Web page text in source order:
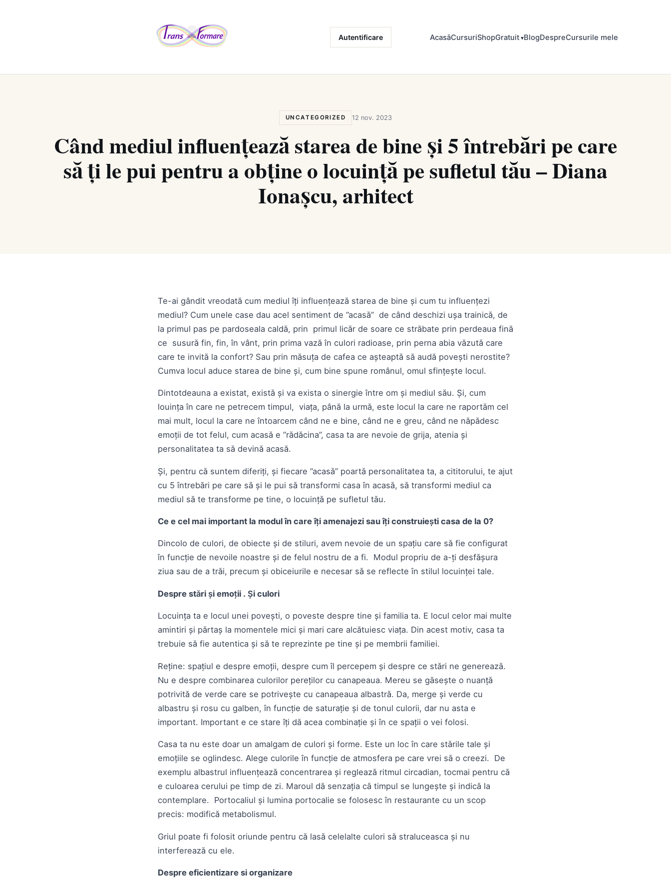
Autentificare AcasăCursuriShopGratuit BlogDespreCursurile mele
UNCATEGORIZED 12 nov. 2023
Când mediul influențează starea de bine și 5 întrebări pe care
să ți le pui pentru a obține o locuință pe sufletul tău – Diana
Ionașcu, arhitect
Te-ai gândit vreodată cum mediul îți influențează starea de bine și cum tu influențezi
mediul? Cum unele case dau acel sentiment de ”acasă” de când deschizi ușa trainică, de
la primul pas pe pardoseala caldă, prin primul licăr de soare ce străbate prin perdeaua fină
ce susură fin, fin, în vânt, prin prima vază în culori radioase, prin perna abia văzută care
care te invită la confort? Sau prin măsuța de cafea ce așteaptă să audă povești nerostite?
Cumva locul aduce starea de bine și, cum bine spune românul, omul sfințește locul.
Dintotdeauna a existat, există și va exista o sinergie între om și mediul său. Și, cum
louința în care ne petrecem timpul, viața, până la urmă, este locul la care ne raportăm cel
mai mult, locul la care ne întoarcem când ne e bine, când ne e greu, când ne năpădesc
emoții de tot felul, cum acasă e ”rădăcina”, casa ta are nevoie de grija, atenia și
personalitatea ta să devină acasă.
Și, pentru că suntem diferiți, și fiecare ”acasă” poartă personalitatea ta, a cititorului, te ajut
cu 5 întrebări pe care să și le pui să transformi casa în acasă, să transformi mediul ca
mediul să te transforme pe tine, o locuință pe sufletul tău.
Ce e cel mai important la modul în care îți amenajezi sau îți construiești casa de la 0?
Dincolo de culori, de obiecte și de stiluri, avem nevoie de un spațiu care să fie configurat
în funcție de nevoile noastre și de felul nostru de a fi. Modul propriu de a-ți desfășura
ziua sau de a trăi, precum și obiceiurile e necesar să se reflecte în stilul locuinței tale.
Despre stări și emoții . Și culori
Locuința ta e locul unei povești, o poveste despre tine și familia ta. E locul celor mai multe
amintiri și părtaș la momentele mici și mari care alcătuiesc viața. Din acest motiv, casa ta
trebuie să fie autentica și să te reprezinte pe tine și pe membrii familiei.
Reține: spațiul e despre emoții, despre cum îl percepem și despre ce stări ne generează.
Nu e despre combinarea culorilor pereților cu canapeaua. Mereu se găsește o nuanță
potrivită de verde care se potrivește cu canapeaua albastră. Da, merge și verde cu
albastru și rosu cu galben, în funcție de saturație și de tonul culorii, dar nu asta e
important. Important e ce stare îți dă acea combinație și în ce spații o vei folosi.
Casa ta nu este doar un amalgam de culori și forme. Este un loc în care stările tale și
emoțiile se oglindesc. Alege culorile în funcție de atmosfera pe care vrei să o creezi. De
exemplu albastrul influențează concentrarea și reglează ritmul circadian, tocmai pentru că
e culoarea cerului pe timp de zi. Maroul dă senzația că timpul se lungește și indică la
contemplare. Portocaliul și lumina portocalie se folosesc în restaurante cu un scop
precis: modifică metabolismul.
Griul poate fi folosit oriunde pentru că lasă celelalte culori să straluceasca și nu
interferează cu ele.
Despre eficientizare si organizare